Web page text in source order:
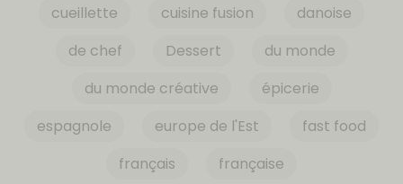
cueillette
cuisine fusion
danoise
de chef
Dessert
du monde
du monde créative
épicerie
espagnole
europe de l'Est
fast food
français
française